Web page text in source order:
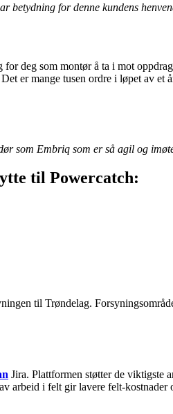
betydning for denne kundens
deg som montør å ta i mot
er mange tusen ordre i løpet av
som Embriq som er så agil og
til Powercatch:
til Trøndelag.
Jira. Plattformen støtter de viktigste
arbeid i felt gir lavere felt-